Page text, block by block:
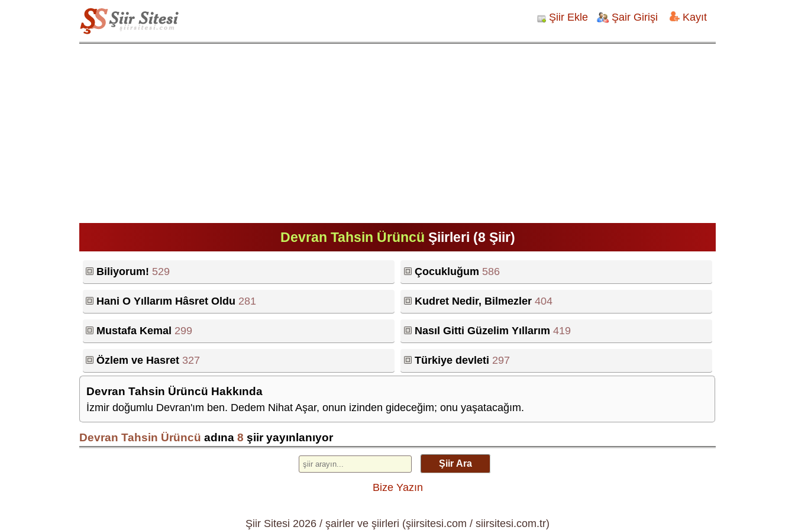
Şiir Ekle Şair Girişi Kayıt
Devran Tahsin Ürüncü Şiirleri (8 Şiir)
Biliyorum! 529 Çocukluğum 586
Hani O Yıllarım Hâsret Oldu 281 Kudret Nedir, Bilmezler 404
Mustafa Kemal 299 Nasıl Gitti Güzelim Yıllarım 419
Özlem ve Hasret 327 Türkiye devleti 297
Devran Tahsin Ürüncü Hakkında
İzmir doğumlu Devran'ım ben. Dedem Nihat Aşar, onun izinden gideceğim; onu yaşatacağım.
Devran Tahsin Ürüncü adına8 şiir yayınlanıyor
Şiir Ara
Bize Yazın
Şiir Sitesi 2026 / şairler ve şiirleri (şiirsitesi.com / siirsitesi.com.tr)